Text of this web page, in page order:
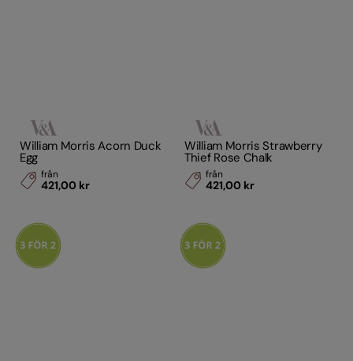
William Morris Acorn Duck
Egg
från
421,00 kr
William Morris Strawberry
Thief Rose Chalk
från
421,00 kr